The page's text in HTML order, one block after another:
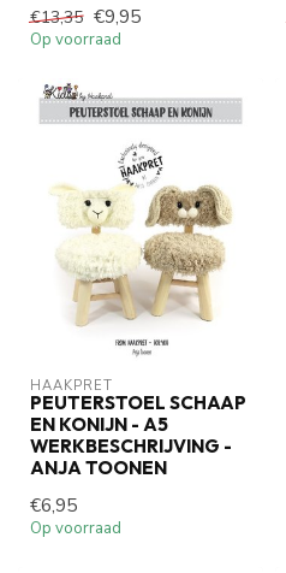
€13,35 €9,95
Op voorraad
HAAKPRET
PEUTERSTOEL SCHAAP
EN KONIJN - A5
WERKBESCHRIJVING -
ANJA TOONEN
€6,95
Op voorraad